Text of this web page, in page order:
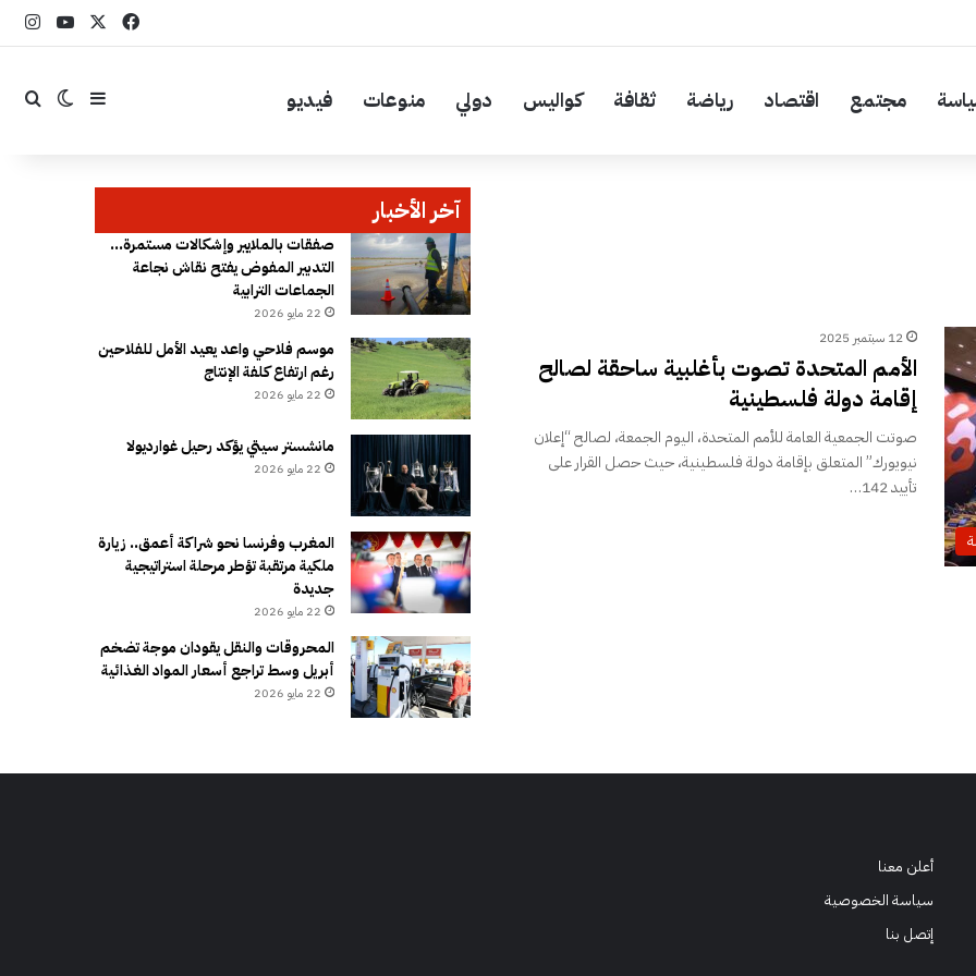
فيسبوك
مجتمع اقتصاد رياضة ثقافة كواليس دولي منوعات فيديو إضافة عمود
الوضع
12 سبتمبر 2025
الأمم المتحدة تصوت بأغلبية ساحقة لصالح
إقامة دولة فلسطينية
صوتت الجمعية العامة للأمم المتحدة، اليوم الجمعة، لصالح “إعلان
نيويورك” المتعلق بإقامة دولة فلسطينية، حيث حصل القرار على
تأييد 142…
آخر الأخبار
صفقات بالملايير وإشكالات مستمرة…
التدبير المفوض يفتح نقاش نجاعة
الجماعات الترابية
22 مايو 2026
موسم فلاحي واعد يعيد الأمل للفلاحين
رغم ارتفاع كلفة الإنتاج
22 مايو 2026
مانشستر سيتي يؤكد رحيل غوارديولا
22 مايو 2026
المغرب وفرنسا نحو شراكة أعمق.. زيارة
ملكية مرتقبة تؤطر مرحلة استراتيجية
جديدة
22 مايو 2026
المحروقات والنقل يقودان موجة تضخم
أبريل وسط تراجع أسعار المواد الغذائية
22 مايو 2026
أعلن معنا
سياسة الخصوصية
إتصل بنا